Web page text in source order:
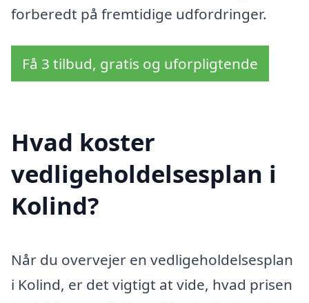
forberedt på fremtidige udfordringer.
Få 3 tilbud, gratis og uforpligtende
Hvad koster
vedligeholdelsesplan i
Kolind?
Når du overvejer en vedligeholdelsesplan
i Kolind, er det vigtigt at vide, hvad prisen